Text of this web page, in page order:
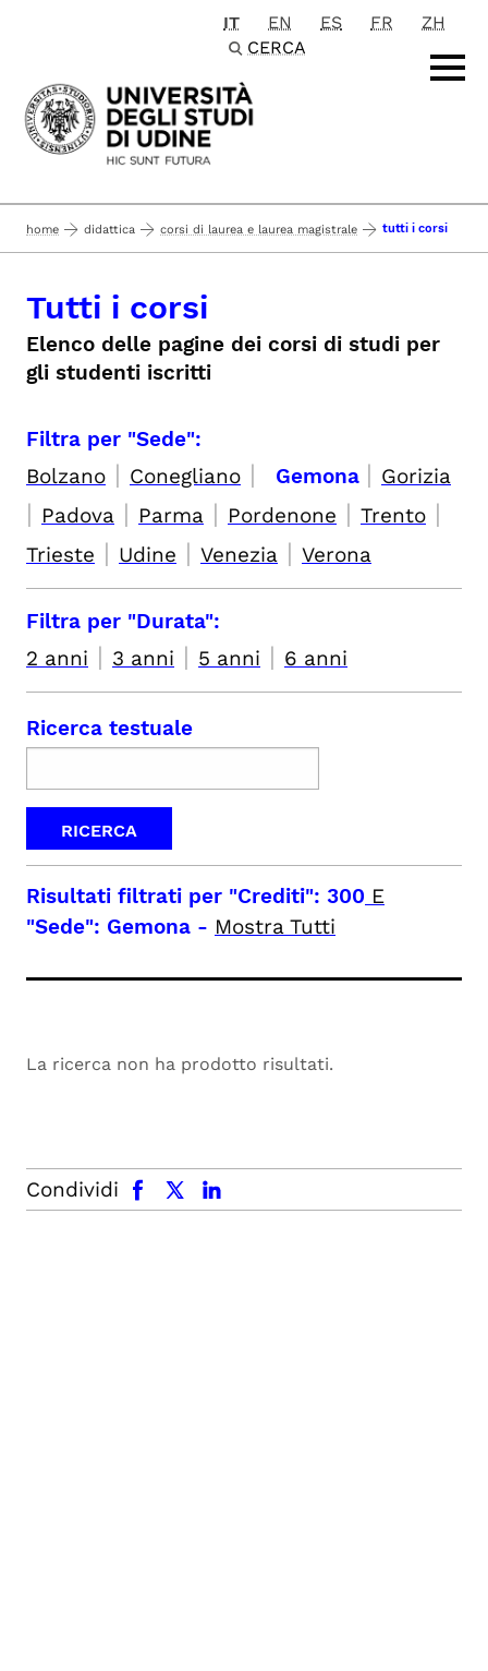
Passa al contenuto principale
IT EN ES FR
ZH
CERCA
home didattica corsi di laurea e laurea magistrale tutti i corsi
Tutti i corsi
Elenco delle pagine dei corsi di studi per
gli studenti iscritti
Filtra per "Sede":
Bolzano | Conegliano | Gemona | Gorizia
| Padova | Parma | Pordenone | Trento |
Trieste | Udine | Venezia | Verona
Filtra per "Durata":
2 anni | 3 anni | 5 anni | 6 anni
Ricerca testuale
Risultati filtrati per "Crediti": 300 E
"Sede": Gemona - Mostra Tutti
La ricerca non ha prodotto risultati.
Condividi
facebook x.com linkedin